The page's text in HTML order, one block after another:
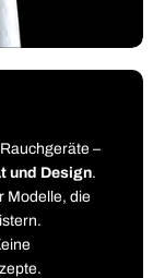
–
und Design.
Modelle, die